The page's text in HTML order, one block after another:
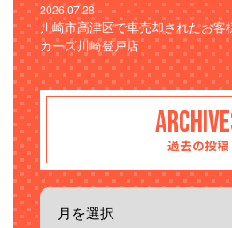
2026.07.28
川崎市高津区で車売却されたお
カーズ川崎登戸店
過去の投稿